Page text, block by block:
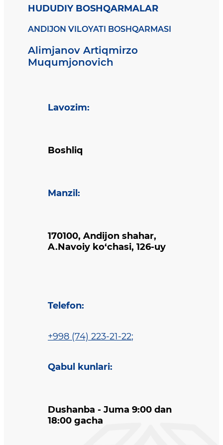
HUDUDIY BOSHQARMALAR
ANDIJON VILOYATI BOSHQARMASI
Alimjanov Artiqmirzo
Muqumjonovich
Lavozim:
Boshliq
Manzil :
170100, Andijon shahar,
A.Navoiy ko‘chasi, 126-uy
Telefon:
+998 (74) 223-21-22;
Qabul kunlari:
Dushanba - Juma 9:00 dan
18:00 gacha